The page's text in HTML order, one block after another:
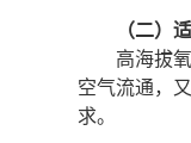
（二）
高海拔
空气流通，
求。